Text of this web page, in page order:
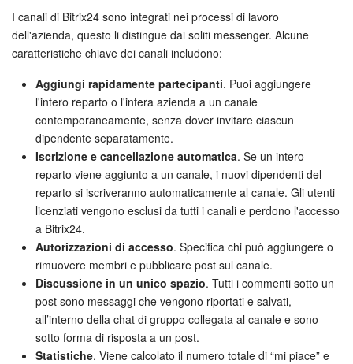
Collab
Bitrix24 Drive
Webmail
Gruppi di lavoro
Incarichi e progetti
Progetti IA
CRM
Prenotazione online
I canali di Bitrix24 sono integrati nei processi di lavoro
dell'azienda, questo li distingue dai soliti messenger. Alcune
caratteristiche chiave dei canali includono:
Aggiungi rapidamente partecipanti. Puoi aggiungere
l'intero reparto o l'intera azienda a un canale
contemporaneamente, senza dover invitare ciascun
dipendente separatamente.
Iscrizione e cancellazione automatica. Se un intero
reparto viene aggiunto a un canale, i nuovi dipendenti del
reparto si iscriveranno automaticamente al canale. Gli utenti
licenziati vengono esclusi da tutti i canali e perdono l'accesso
a Bitrix24.
Autorizzazioni di accesso. Specifica chi può aggiungere o
rimuovere membri e pubblicare post sul canale.
Discussione in un unico spazio. Tutti i commenti sotto un
post sono messaggi che vengono riportati e salvati,
all’interno della chat di gruppo collegata al canale e sono
sotto forma di risposta a un post.
Statistiche. Viene calcolato il numero totale di “mi piace” e